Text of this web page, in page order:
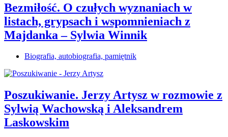
Bezmiłość. O czułych wyznaniach w
listach, grypsach i wspomnieniach z
Majdanka – Sylwia Winnik
Biografia, autobiografia, pamiętnik
Poszukiwanie. Jerzy Artysz w rozmowie z
Sylwią Wachowską i Aleksandrem
Laskowskim